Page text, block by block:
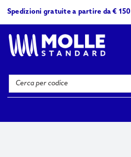
content
Spedizioni gratuite a partire da € 150
Azienda